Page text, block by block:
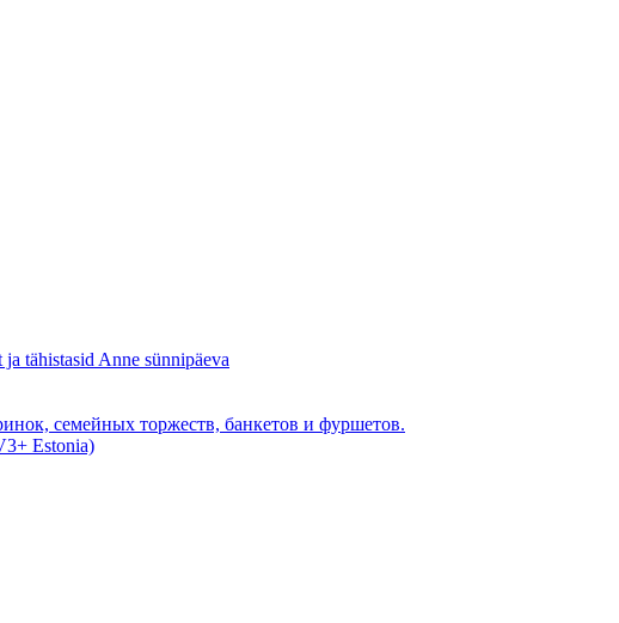
tähistasid Anne sünnipäeva
семейных торжеств, банкетов и фуршетов.
Estonia)